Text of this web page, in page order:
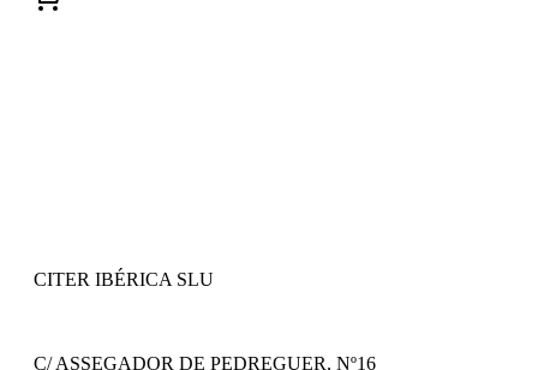
CITER IBÉRICA SLU
C/ ASSEGADOR DE PEDREGUER, Nº16